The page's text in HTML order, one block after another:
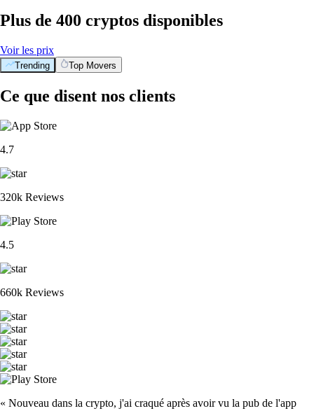
Plus de 400 cryptos disponibles
Voir les prix
Trending Top Movers
Ce que disent nos clients
4.7
320k Reviews
4.5
660k Reviews
« Nouveau dans la crypto, j'ai craqué après avoir vu la pub de l'app